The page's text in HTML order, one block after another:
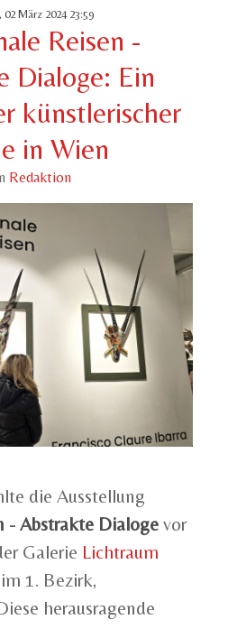
02 März 2024 23:59
Reisen -
Dialoge: Ein
künstlerischer
in Wien
Redaktion
die Ausstellung
- Abstrakte Dialoge vor
Galerie Lichtraum
im 1. Bezirk,
herausragende